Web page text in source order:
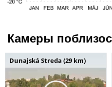
Камеры
Dunajská Streda (29 km)